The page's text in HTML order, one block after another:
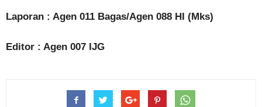
Laporan : Agen 011 Bagas/Agen 088 HI (Mks)
Editor : Agen 007 IJG